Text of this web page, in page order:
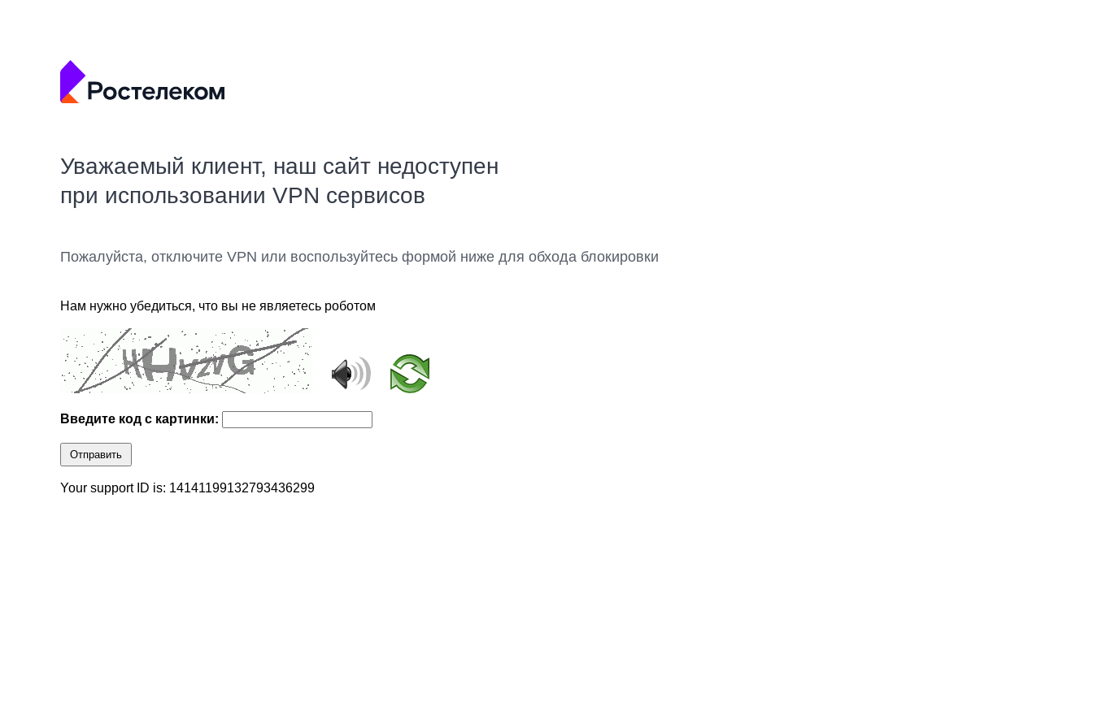
Уважаемый клиент, наш сайт недоступен
при использовании VPN сервисов
Пожалуйста, отключите VPN или воспользуйтесь формой ниже для обхода блокировки
Нам нужно убедиться, что вы не являетесь роботом
Введите код с картинки:
Отправить
Your support ID is: 14141199132793436299